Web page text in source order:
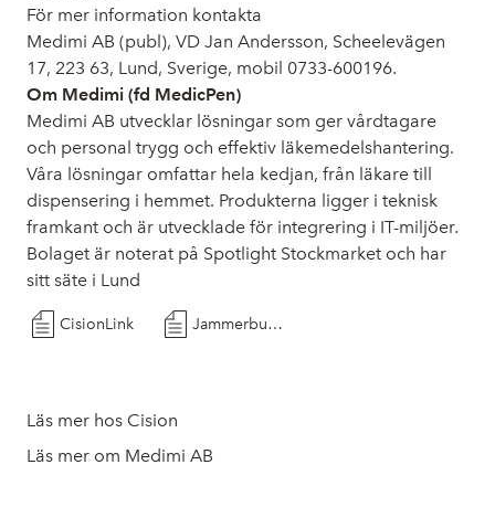
För mer information kontakta
Medimi AB (publ), VD Jan Andersson, Scheelevägen
17, 223 63, Lund, Sverige, mobil 0733-600196.
Om Medimi (fd MedicPen)
Medimi AB utvecklar lösningar som ger vårdtagare
och personal trygg och effektiv läkemedelshantering.
Våra lösningar omfattar hela kedjan, från läkare till
dispensering i hemmet. Produkterna ligger i teknisk
framkant och är utvecklade för integrering i IT-miljöer.
Bolaget är noterat på Spotlight Stockmarket och har
sitt säte i Lund
CisionLink Jammerbugt Startar upp med MedimiSmart
Läs mer hos Cision
Läs mer om Medimi AB